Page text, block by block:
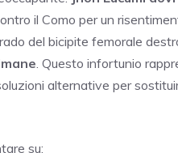
il Como per un
del bicipite femorale
. Questo infortunio
alternative per
su: